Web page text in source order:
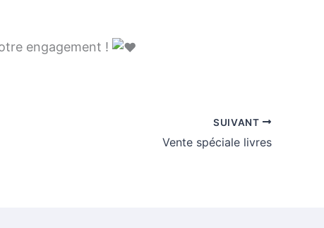
engagement !
SUIVANT
Vente spéciale livres